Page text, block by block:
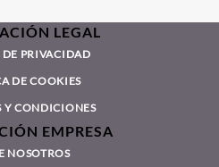
LEGAL
PRIVACIDAD
DE COOKIES
Y CONDICIONES
EMPRESA
NOSOTROS